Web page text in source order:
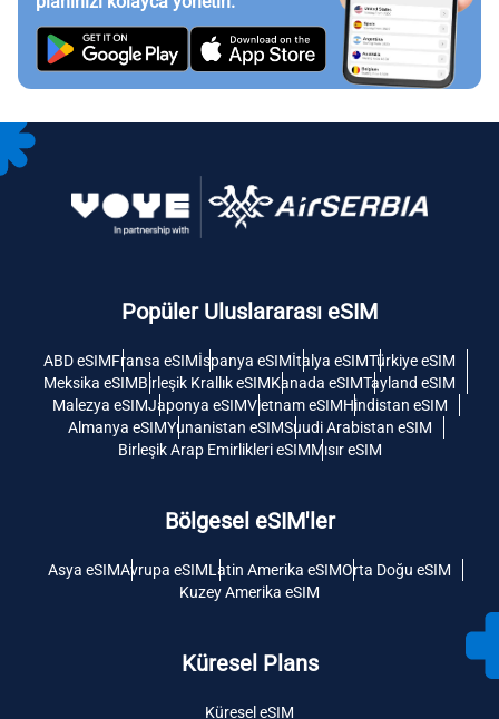
Popüler Uluslararası eSIM
ABD eSIMFransa eSIMİspanya eSIMİtalya eSIMTürkiye eSIM
Meksika eSIMBirleşik Krallık eSIMKanada eSIMTayland eSIM
Malezya eSIMJaponya eSIMVietnam eSIMHindistan eSIM
Almanya eSIMYunanistan eSIMSuudi Arabistan eSIM
Birleşik Arap Emirlikleri eSIMMısır eSIM
Bölgesel eSIM'ler
Asya eSIMAvrupa eSIMLatin Amerika eSIMOrta Doğu eSIM
Kuzey Amerika eSIM
Küresel Plans
Küresel eSIM